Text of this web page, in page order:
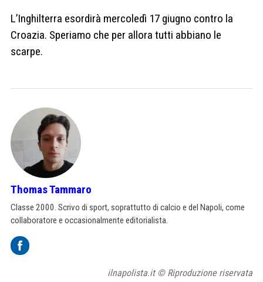
L’Inghilterra esordirà mercoledì 17 giugno contro la
Croazia. Speriamo che per allora tutti abbiano le
scarpe.
Thomas Tammaro
Classe 2000. Scrivo di sport, soprattutto di calcio e del Napoli, come
collaboratore e occasionalmente editorialista.
ilnapolista.it © Riproduzione riservata